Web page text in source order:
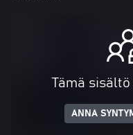
Tämä
ANNA